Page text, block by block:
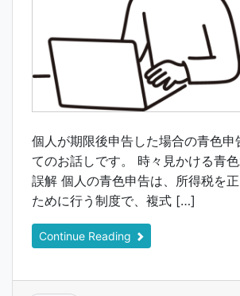
個人が期限後申告した場合の青色申
てのお話しです。 時々見かける青
誤解 個人の青色申告は、所得税を
ために行う制度で、複式 […]
Continue Reading